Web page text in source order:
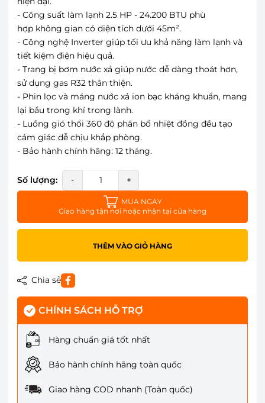
- Công suất làm lạnh 2.5 HP - 24.200 BTU phù
hợp không gian có diện tích dưới 45m².
- Công nghệ Inverter giúp tối ưu khả năng làm lạnh và
tiết kiệm điện hiệu quả.
- Trang bị bơm nước xả giúp nước dễ dàng thoát hơn,
sử dụng gas R32 thân thiện.
- Phin lọc và máng nước xả ion bạc kháng khuẩn, mang
lại bầu trong khí trong lành.
- Luồng gió thổi 360 độ phân bổ nhiệt đồng đều tạo
cảm giác dễ chịu khắp phòng.
- Bảo hành chính hãng: 12 tháng.
Số lượng: - +
MUA NGAY
Giao hàng tận nơi hoặc nhận tại cửa hàng
THÊM VÀO GIỎ HÀNG
Chia sẻ
CHÍNH SÁCH HỖ TRỢ
Hàng chuẩn giá tốt nhất
Bảo hành chính hãng toàn quốc
Giao hàng COD nhanh (Toàn quốc)